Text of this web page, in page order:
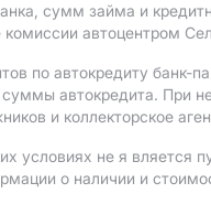
сумм займа и
автоцентром
по автокредиту банк-
автокредита. При
и коллекторское
условиях не я вляется
о наличии и